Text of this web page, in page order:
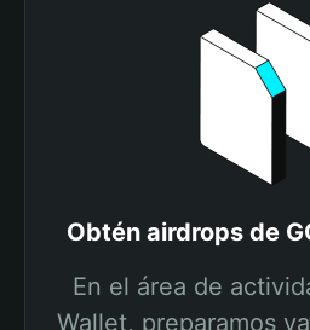
Obtén airdrops de
En el área de
Wallet, preparamos